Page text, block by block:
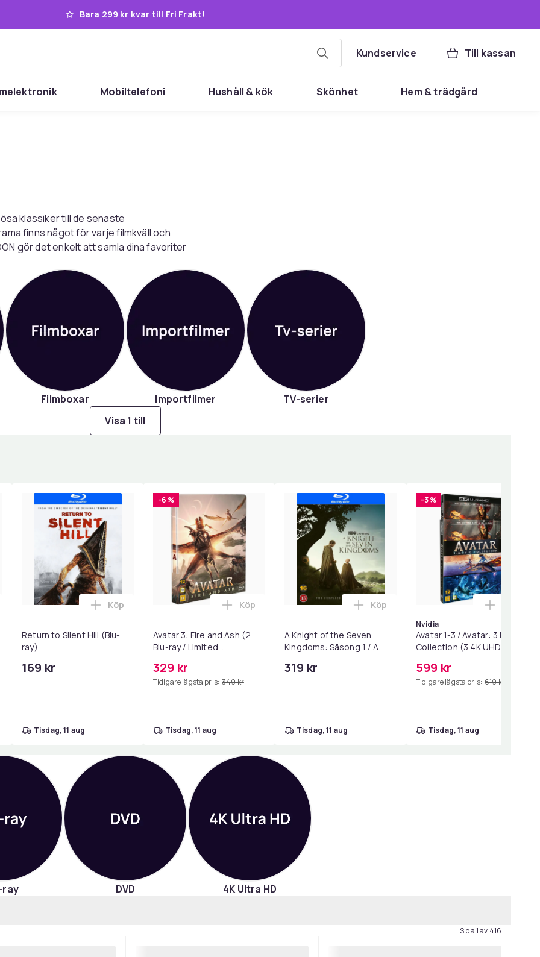
Bara 299 kr kvar till Fri Frakt!
Kundservice Till kassan
Mobiltelefoni Hushåll & kök Skönhet Hem & trädgård
klassiker till de senaste
finns något för varje filmkväll och
gör det enkelt att samla dina favoriter
Filmboxar Importfilmer
TV-serier
Visa 1 till
The Super Mario Galaxy Movie (Blu-ray / Collector's Edition) i varukorgen
Super Mario Galaxy - Filmen / The Super Mario Galaxy Movie (4K UHD / Collector's Edition) i varukorgen
Return to Silent Hill (Blu-
ray)
169 kr
Lägg till Return to Silent Hill (Blu-ray) i varukorgen
Köp
tisdag, 11 aug
-6 %
Avatar 3: Fire and Ash (2
Blu-ray / Limited
329 kr
Tidigare lägsta pris: 349 kr
Lägg till Avatar 3: Fire and Ash (2 Blu-ray / Limited Steelbook) i
Köp
tisdag, 11 aug
A Knight of the Seven
Kingdoms: Säsong 1 / A
Kingdoms: Season 1 (Blu-
319 kr
Lägg till A Knight of the Seven
Köp
tisdag, 11 aug
-3 %
Nvidia
Avatar 1-3 / Avatar: 3 Movie
Collection (3 4K UHD + 3
599 kr
Tidigare lägsta pris: 619 kr
tisdag, 11 aug
ray DVD 4K Ultra HD
Sida 1 av 416